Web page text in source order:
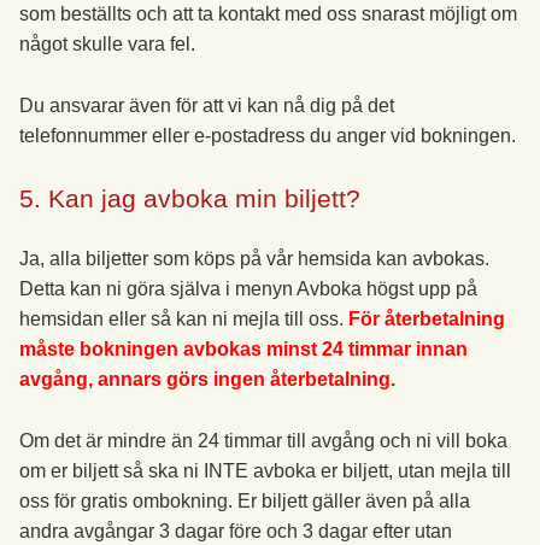
som beställts och att ta kontakt med oss snarast möjligt om
något skulle vara fel.
Du ansvarar även för att vi kan nå dig på det
telefonnummer eller e-postadress du anger vid bokningen.
5. Kan jag avboka min biljett?
Ja, alla biljetter som köps på vår hemsida kan avbokas.
Detta kan ni göra själva i menyn Avboka högst upp på
hemsidan eller så kan ni mejla till oss. För återbetalning
måste bokningen avbokas minst 24 timmar innan
avgång, annars görs ingen återbetalning.
Om det är mindre än 24 timmar till avgång och ni vill boka
om er biljett så ska ni INTE avboka er biljett, utan mejla till
oss för gratis ombokning. Er biljett gäller även på alla
andra avgångar 3 dagar före och 3 dagar efter utan